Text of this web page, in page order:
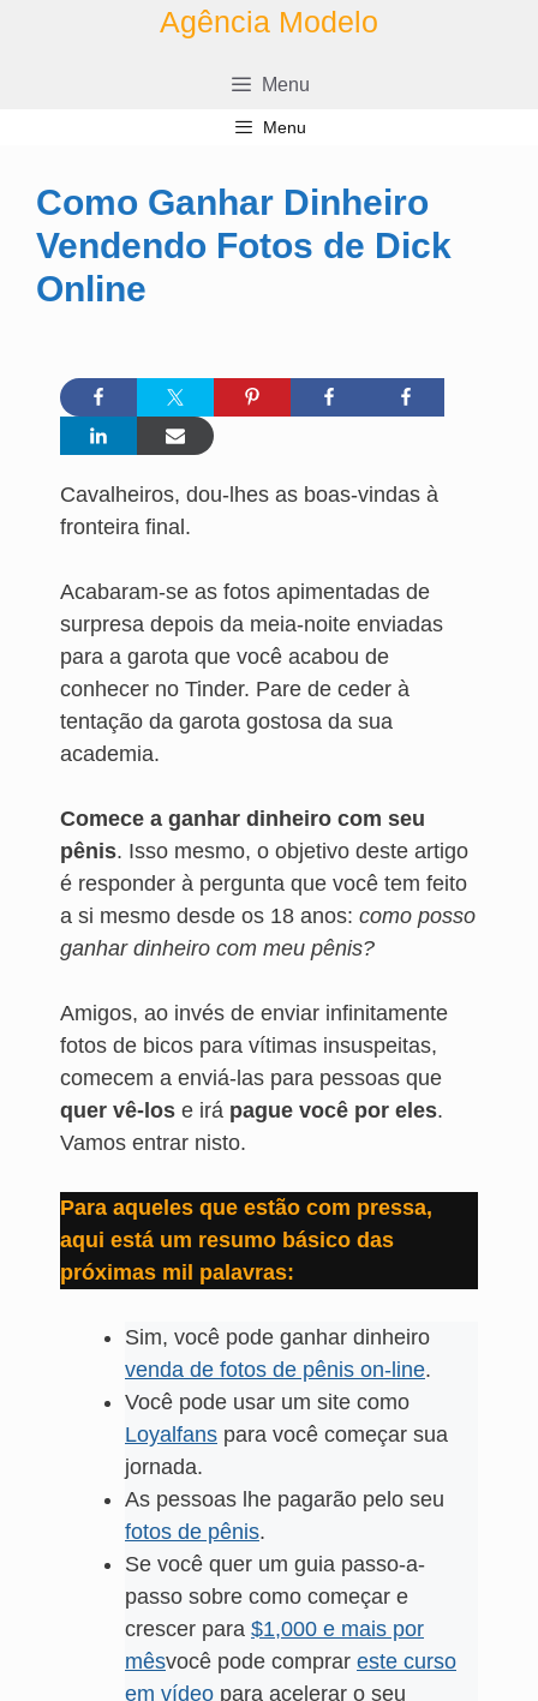
Agência Modelo
Menu
Menu
Como Ganhar Dinheiro
Vendendo Fotos de Dick
Online
Cavalheiros, dou-lhes as boas-vindas à
fronteira final.
Acabaram-se as fotos apimentadas de
surpresa depois da meia-noite enviadas
para a garota que você acabou de
conhecer no Tinder. Pare de ceder à
tentação da garota gostosa da sua
academia.
Comece a ganhar dinheiro com seu
pênis. Isso mesmo, o objetivo deste artigo
é responder à pergunta que você tem feito
a si mesmo desde os 18 anos: como posso
ganhar dinheiro com meu pênis?
Amigos, ao invés de enviar infinitamente
fotos de bicos para vítimas insuspeitas,
comecem a enviá-las para pessoas que
quer vê-los e irá pague você por eles.
Vamos entrar nisto.
Para aqueles que estão com pressa,
aqui está um resumo básico das
próximas mil palavras:
Sim, você pode ganhar dinheiro
venda de fotos de pênis on-line.
Você pode usar um site como
Loyalfans para você começar sua
jornada.
As pessoas lhe pagarão pelo seu
fotos de pênis.
Se você quer um guia passo-a-
passo sobre como começar e
crescer para $1,000 e mais por
mêsvocê pode comprar este curso
em vídeo para acelerar o seu